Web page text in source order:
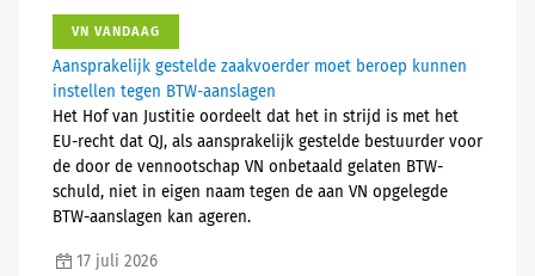
VN VANDAAG
Aansprakelijk gestelde zaakvoerder moet beroep kunnen
instellen tegen BTW-aanslagen
Het Hof van Justitie oordeelt dat het in strijd is met het
EU-recht dat QJ, als aansprakelijk gestelde bestuurder voor
de door de vennootschap VN onbetaald gelaten BTW-
schuld, niet in eigen naam tegen de aan VN opgelegde
BTW-aanslagen kan ageren.
17 juli 2026